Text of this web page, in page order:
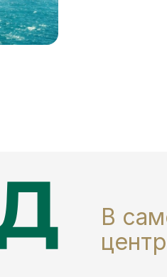
В